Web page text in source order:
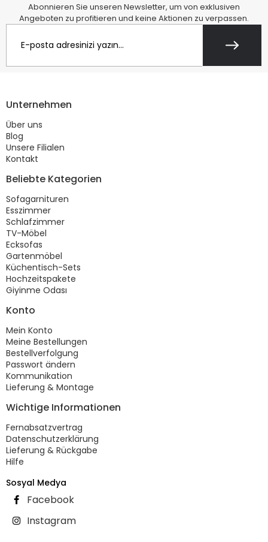
Abonnieren Sie unseren Newsletter, um von exklusiven
Angeboten zu profitieren und keine Aktionen zu verpassen.
Unternehmen
Über uns
Blog
Unsere Filialen
Kontakt
Beliebte Kategorien
Sofagarnituren
Esszimmer
Schlafzimmer
TV-Möbel
Ecksofas
Gartenmöbel
Küchentisch-Sets
Hochzeitspakete
Giyinme Odası
Konto
Mein Konto
Meine Bestellungen
Bestellverfolgung
Passwort ändern
Kommunikation
Lieferung & Montage
Wichtige Informationen
Fernabsatzvertrag
Datenschutzerklärung
Lieferung & Rückgabe
Hilfe
Sosyal Medya
Facebook
Instagram